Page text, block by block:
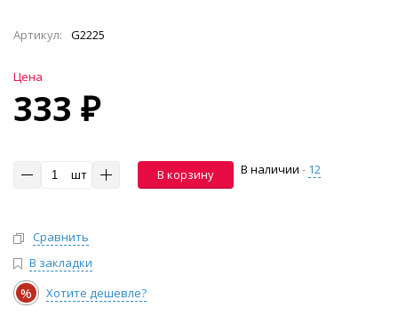
Артикул: G2225
Цена
333 ₽
шт В корзину В наличии - 12
Сравнить
В закладки
% Хотите дешевле?